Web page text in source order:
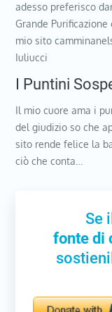
adesso preferisco
Grande
mio sito
Iuliucci
I Puntini
Il mio cuore ama i
del giudizio so che
sito rende felice la
ciò che conta…
Se
fonte di